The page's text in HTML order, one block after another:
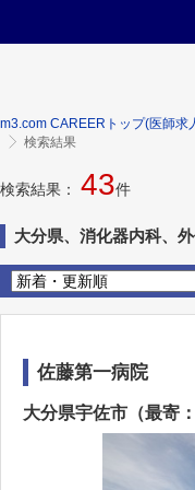
m3.com CAREERトップ(医師求
検索結果
検索結果： 43件
大分県、消化器内科、
佐藤第一病院
大分県宇佐市（最寄